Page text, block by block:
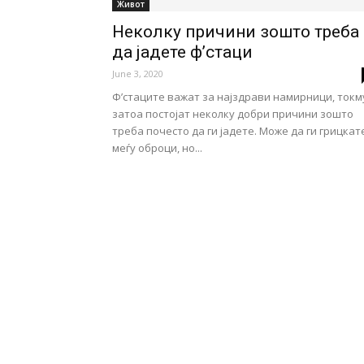
Живот
Неколку причини зошто треба
да јадете ф’стаци
June 3, 2020
Ф’стаците важат за најздрави намирници,
затоа постојат неколку добри причини зошто
треба почесто да ги јадете. Може да ги
меѓу оброци, но...